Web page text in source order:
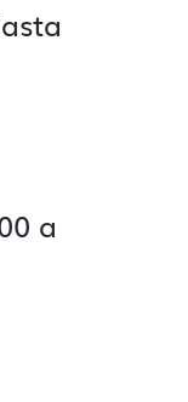
a